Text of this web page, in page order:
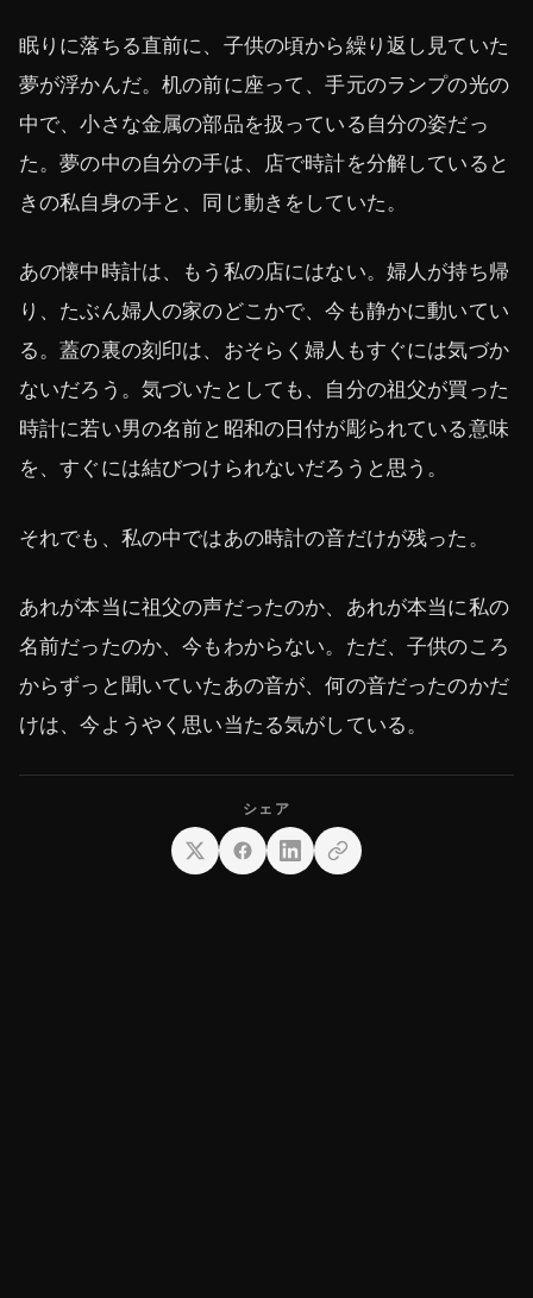
眠りに落ちる直前に、子供の頃から繰り返し見ていた
夢が浮かんだ。机の前に座って、手元のランプの光の
中で、小さな金属の部品を扱っている自分の姿だっ
た。夢の中の自分の手は、店で時計を分解していると
きの私自身の手と、同じ動きをしていた。
あの懐中時計は、もう私の店にはない。婦人が持ち帰
り、たぶん婦人の家のどこかで、今も静かに動いてい
る。蓋の裏の刻印は、おそらく婦人もすぐには気づか
ないだろう。気づいたとしても、自分の祖父が買った
時計に若い男の名前と昭和の日付が彫られている意味
を、すぐには結びつけられないだろうと思う。
それでも、私の中ではあの時計の音だけが残った。
あれが本当に祖父の声だったのか、あれが本当に私の
名前だったのか、今もわからない。ただ、子供のころ
からずっと聞いていたあの音が、何の音だったのかだ
けは、今ようやく思い当たる気がしている。